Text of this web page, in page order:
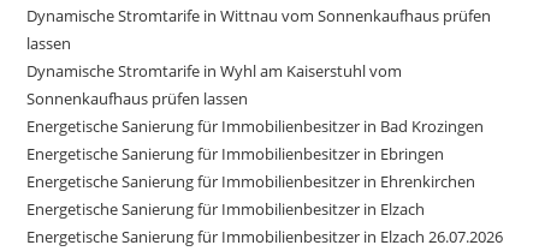
Dynamische Stromtarife in Wittnau vom Sonnenkaufhaus prüfen
lassen
Dynamische Stromtarife in Wyhl am Kaiserstuhl vom
Sonnenkaufhaus prüfen lassen
Energetische Sanierung für Immobilienbesitzer in Bad Krozingen
Energetische Sanierung für Immobilienbesitzer in Ebringen
Energetische Sanierung für Immobilienbesitzer in Ehrenkirchen
Energetische Sanierung für Immobilienbesitzer in Elzach
Energetische Sanierung für Immobilienbesitzer in Elzach 26.07.2026